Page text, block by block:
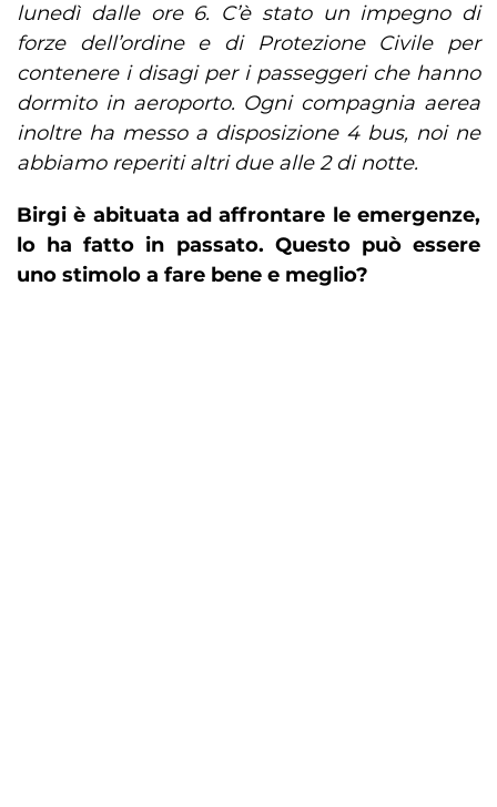
lunedì dalle ore 6. C’è stato un impegno di
forze dell’ordine e di Protezione Civile per
contenere i disagi per i passeggeri che hanno
dormito in aeroporto. Ogni compagnia aerea
inoltre ha messo a disposizione 4 bus, noi ne
abbiamo reperiti altri due alle 2 di notte.
Birgi è abituata ad affrontare le emergenze,
lo ha fatto in passato. Questo può essere
uno stimolo a fare bene e meglio?